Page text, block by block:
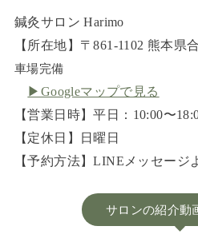
鍼灸サロン Harimo
【所在地】〒861-1102 熊本
車場完備
▶︎Googleマップで見る
【営業日時】平日：10:00〜
【定休日】日曜日
【予約方法】LINEメッセージ
サロンの紹介動